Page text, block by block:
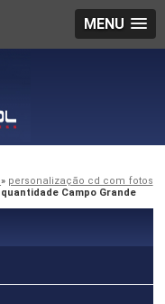
MENU
» personalização cd com fotos
Campo Grande